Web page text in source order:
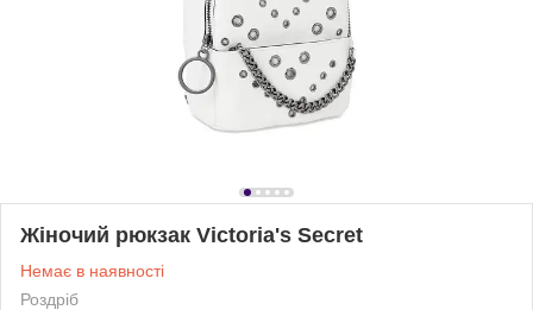
Жіночий рюкзак Victoria's Secret
Немає в наявності
Роздріб